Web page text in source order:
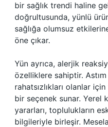
bir sağlık trendi haline
doğrultusunda, yünlü
sağlığa olumsuz
öne çıkar.
Yün ayrıca, alerjik
özelliklere sahiptir.
rahatsızlıkları olanlar
bir seçenek sunar. Yerel
yararları, toplulukların
bilgileriyle birleşir.